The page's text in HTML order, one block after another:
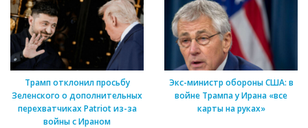
Трамп отклонил просьбу
Зеленского о дополнительных
перехватчиках Patriot из-за
войны с Ираном
Экс-министр обороны США: в
войне Трампа у Ирана «все
карты на руках»